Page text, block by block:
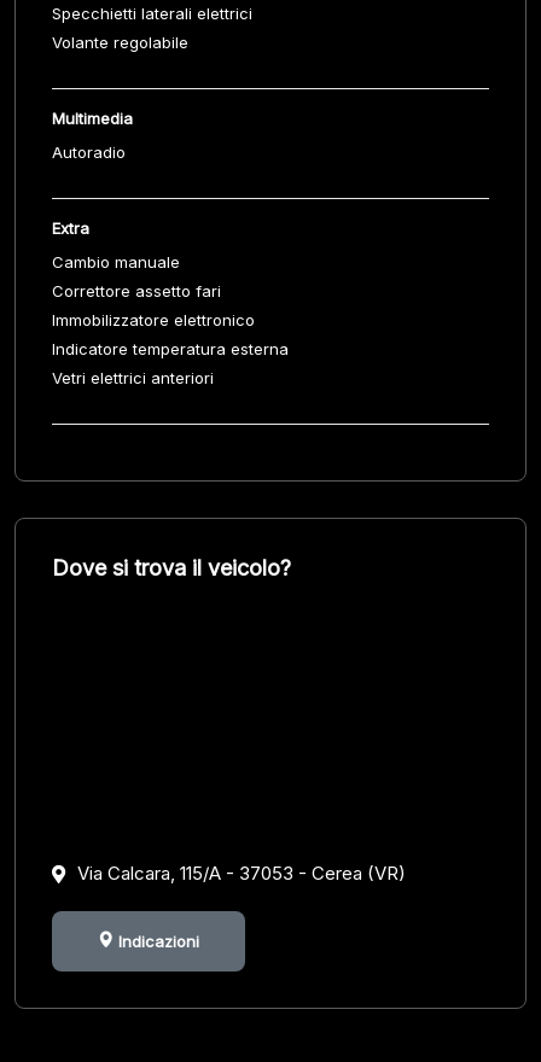
Specchietti laterali elettrici
Volante regolabile
Multimedia
Autoradio
Extra
Cambio manuale
Correttore assetto fari
Immobilizzatore elettronico
Indicatore temperatura esterna
Vetri elettrici anteriori
Dove si trova il veicolo?
Via Calcara, 115/A - 37053 - Cerea (VR)
Indicazioni